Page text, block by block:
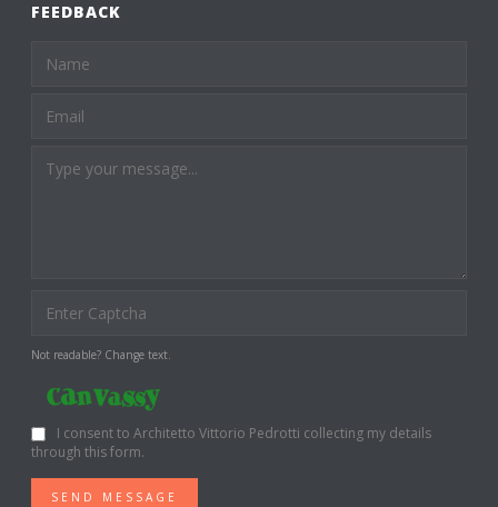
FEEDBACK
Not readable? Change text.
I consent to Architetto Vittorio Pedrotti collecting my details
through this form.
SEND MESSAGE